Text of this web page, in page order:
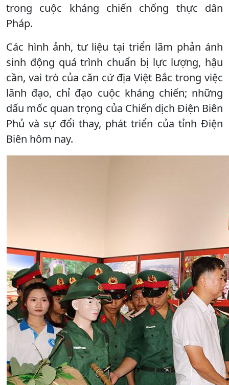
trong cuộc kháng chiến chống thực dân
Pháp.
Các hình ảnh, tư liệu tại triển lãm phản ánh
sinh động quá trình chuẩn bị lực lượng, hậu
cần, vai trò của căn cứ địa Việt Bắc trong việc
lãnh đạo, chỉ đạo cuộc kháng chiến; những
dấu mốc quan trọng của Chiến dịch Điện Biên
Phủ và sự đổi thay, phát triển của tỉnh Điện
Biên hôm nay.